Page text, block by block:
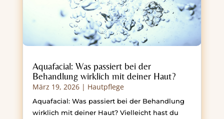
Aquafacial: Was passiert bei der
Behandlung wirklich mit deiner Haut?
März 19, 2026| Hautpflege
Aquafacial: Was passiert bei der Behandlung
wirklich mit deiner Haut? Vielleicht hast du